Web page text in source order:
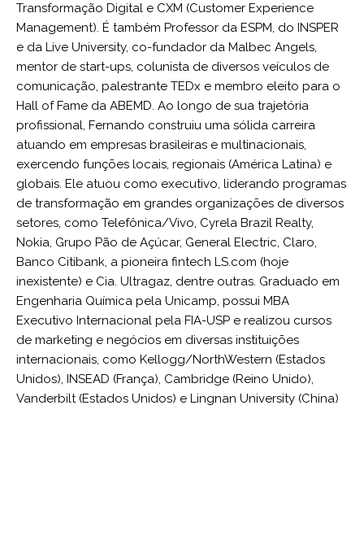
Transformação Digital e CXM (Customer Experience
Management). É também Professor da ESPM, do INSPER
e da Live University, co-fundador da Malbec Angels,
mentor de start-ups, colunista de diversos veículos de
comunicação, palestrante TEDx e membro eleito para o
Hall of Fame da ABEMD. Ao longo de sua trajetória
profissional, Fernando construiu uma sólida carreira
atuando em empresas brasileiras e multinacionais,
exercendo funções locais, regionais (América Latina) e
globais. Ele atuou como executivo, liderando programas
de transformação em grandes organizações de diversos
setores, como Telefônica/Vivo, Cyrela Brazil Realty,
Nokia, Grupo Pão de Açúcar, General Electric, Claro,
Banco Citibank, a pioneira fintech LS.com (hoje
inexistente) e Cia. Ultragaz, dentre outras. Graduado em
Engenharia Química pela Unicamp, possui MBA
Executivo Internacional pela FIA-USP e realizou cursos
de marketing e negócios em diversas instituições
internacionais, como Kellogg/NorthWestern (Estados
Unidos), INSEAD (França), Cambridge (Reino Unido),
Vanderbilt (Estados Unidos) e Lingnan University (China)